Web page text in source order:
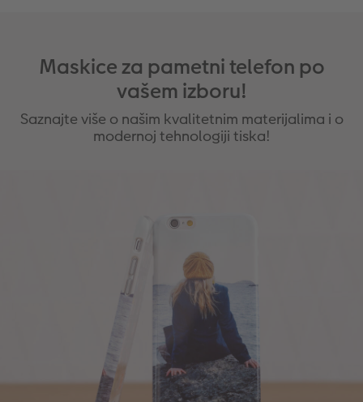
Maskice za pametni telefon po
vašem izboru!
Saznajte više o našim kvalitetnim materijalima i o
modernoj tehnologiji tiska!